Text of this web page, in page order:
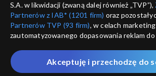
S.A. w likwidacji (zwaną dalej również „TVP”),
Partnerów z IAB* (1201 firm) oraz
Partnerów TVP (93 firm), w celach
zautomatyzowanego dopasowania reklam
które wskazujemy poniżej, a także zgody na
przez nas identyfikatora PPID do Google.
Akceptuję i przechodzę do